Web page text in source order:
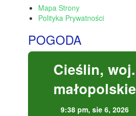
Mapa Strony
Polityka Prywatności
POGODA
Cieślin, woj.
małopolskie
9:38 pm, sie 6, 2026